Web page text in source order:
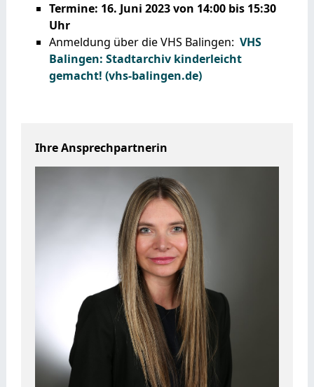
Ihre Ansprechpartnerin
Termine: 16. Juni 2023 von 14:00 bis 15:30
Uhr
Anmeldung über die VHS Balingen: VHS
Balingen: Stadtarchiv kinderleicht
gemacht! (vhs-balingen.de)